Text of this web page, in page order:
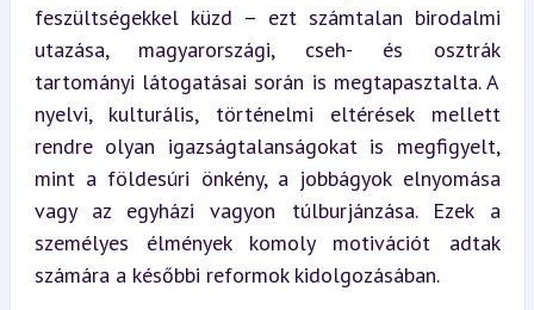
feszültségekkel küzd – ezt számtalan birodalmi
utazása, magyarországi, cseh- és osztrák
tartományi látogatásai során is megtapasztalta. A
nyelvi, kulturális, történelmi eltérések mellett
rendre olyan igazságtalanságokat is megfigyelt,
mint a földesúri önkény, a jobbágyok elnyomása
vagy az egyházi vagyon túlburjánzása. Ezek a
személyes élmények komoly motivációt adtak
számára a későbbi reformok kidolgozásában.